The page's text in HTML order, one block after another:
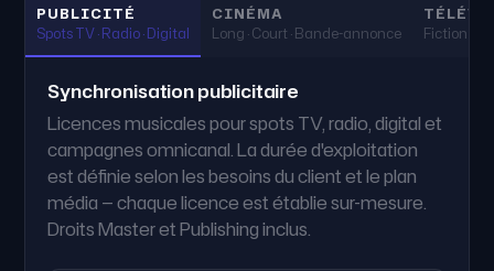
Usage personnel & UGC
Podcast
Placement sponsorisé &
UGC commercial
i —
Monétisation YouTube i
Contenu pour vos clients i —
PUBLICITÉ
Spots TV · Radio · Digital
CINÉMA
Long · Court · Bande-annonce
Fiction ·
Synchronisation publicitaire
Licences musicales pour spots TV, radio, digital et
campagnes omnicanal. La durée d'exploitation
est définie selon les besoins du client et le plan
média — chaque licence est établie sur-mesure.
Droits Master et Publishing inclus.